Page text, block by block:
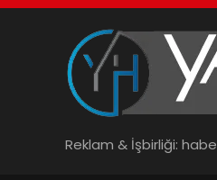
Reklam & İşbirliği: